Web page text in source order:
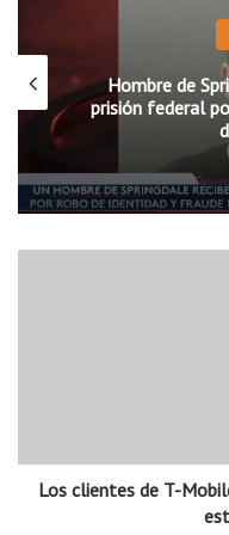
Hombre de
prisión federal
t
Los clientes de T-